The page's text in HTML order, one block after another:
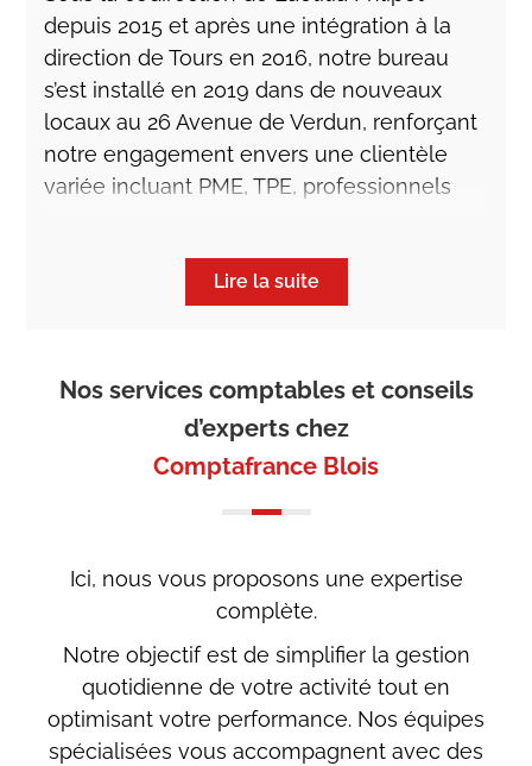
depuis 2015 et après une intégration à la
direction de Tours en 2016, notre bureau
s’est installé en 2019 dans de nouveaux
locaux au 26 Avenue de Verdun, renforçant
notre engagement envers une clientèle
variée incluant PME, TPE, professionnels
Nos valeurs de proximité, de confiance et
de qualité se manifestent par une écoute
Nos clients apprécient particulièrement
notre réactivité et le faible turnover de nos
équipes, garantissant une expertise fiable
poursuivre notre développement dans le
respect de nos principes, en accentuant la
proximité et l’accompagnement de qualité
pour répondre au mieux aux besoins de
nos clients.
Lire la suite
Nos services comptables et conseils
d’experts chez
Comptafrance Blois
Ici, nous vous proposons une expertise
complète.
Notre objectif est de simplifier la gestion
quotidienne de votre activité tout en
optimisant votre performance. Nos équipes
spécialisées vous accompagnent avec des